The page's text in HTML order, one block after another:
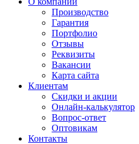
Производство
Гарантия
Портфолио
Отзывы
Реквизиты
Вакансии
Карта сайта
Клиентам
Скидки и акции
Онлайн-калькулятор
Вопрос-ответ
Оптовикам
Контакты